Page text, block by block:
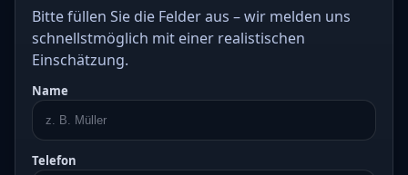
Bitte füllen Sie die Felder aus – wir melden uns
schnellstmöglich mit einer realistischen
Einschätzung.
Name
Telefon